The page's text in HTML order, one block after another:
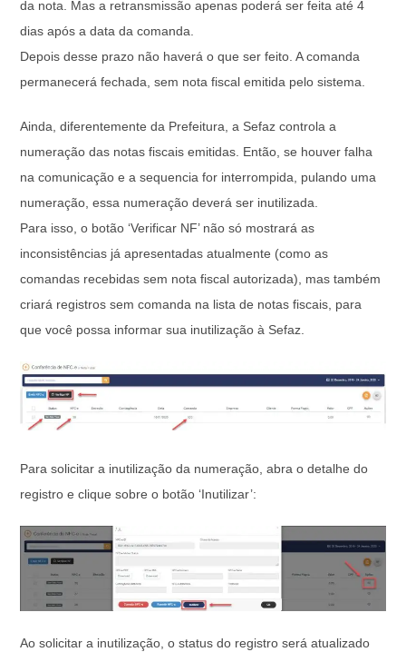
da nota. Mas a retransmissão apenas poderá ser feita até 4
dias após a data da comanda.
Depois desse prazo não haverá o que ser feito. A comanda
permanecerá fechada, sem nota fiscal emitida pelo sistema.
Ainda, diferentemente da Prefeitura, a Sefaz controla a
numeração das notas fiscais emitidas. Então, se houver falha
na comunicação e a sequencia for interrompida, pulando uma
numeração, essa numeração deverá ser inutilizada.
Para isso, o botão ‘Verificar NF’ não só mostrará as
inconsistências já apresentadas atualmente (como as
comandas recebidas sem nota fiscal autorizada), mas também
criará registros sem comanda na lista de notas fiscais, para
que você possa informar sua inutilização à Sefaz.
Para solicitar a inutilização da numeração, abra o detalhe do
registro e clique sobre o botão ‘Inutilizar’:
Ao solicitar a inutilização, o status do registro será atualizado